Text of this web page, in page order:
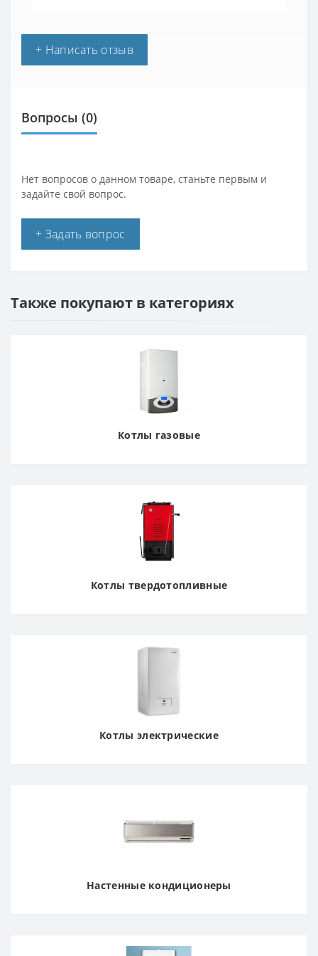
+ Написать отзыв
Вопросы (0)
Нет вопросов о данном товаре, станьте первым и
задайте свой вопрос.
+ Задать вопрос
Также покупают в категориях
Котлы газовые
Котлы твердотопливные
Котлы электрические
Настенные кондиционеры